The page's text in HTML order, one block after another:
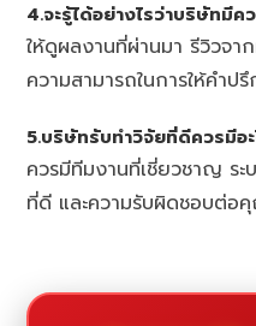
4.จะรู้ได้อย่างไรว่าบริษัทมีค
ให้ดูผลงานที่ผ่านมา รีวิวจา
ความสามารถในการให้คำป
5.บริษัทรับทำวิจัยที่ดีควรมีอะ
ควรมีทีมงานที่เชี่ยวชาญ ระ
ที่ดี และความรับผิดชอบต่อ